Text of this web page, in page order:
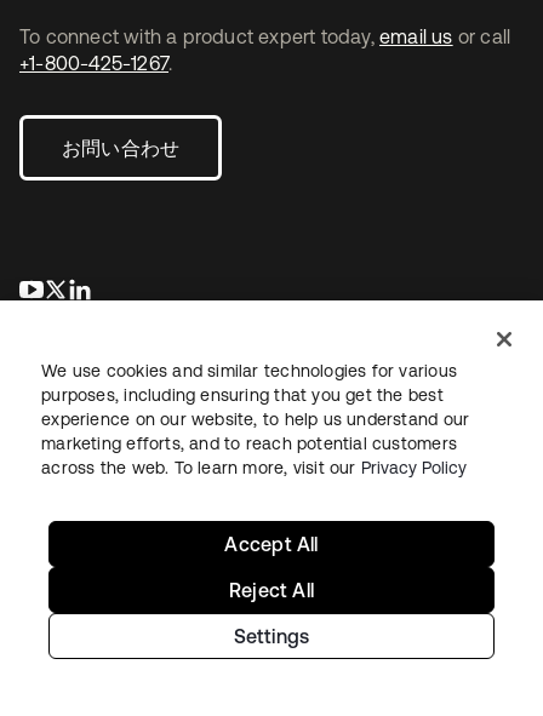
To connect with a product expert today, email us or call
+1-800-425-1267.
お問い合わせ
新しいタブで開く
新しいタブで開く
法務プライバシーポリシーサイト利用規約セキュリティ
Copyright © 2026 Okta. All rights reserved.
We use cookies and similar technologies for various
purposes, including ensuring that you get the best
experience on our website, to help us understand our
marketing efforts, and to reach potential customers
across the web. To learn more, visit our Privacy Policy
Settings
Reject All
Accept All